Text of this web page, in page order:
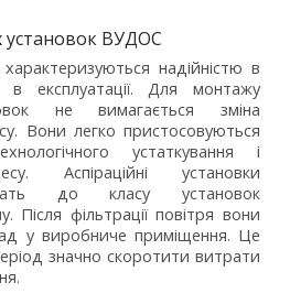
установок ВУДОС
характеризуються надійністю в
експлуатації. Для монтажу
не вимагається зміна
Вони легко пристосовуються
устаткування і
Аспіраційні установки
до класу установок
Після фільтрації повітря вони
у виробниче приміщення. Це
значно скоротити витрати